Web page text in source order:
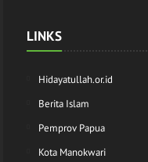
LINKS
Hidayatullah.or.id
Berita Islam
Pemprov Papua
Kota Manokwari